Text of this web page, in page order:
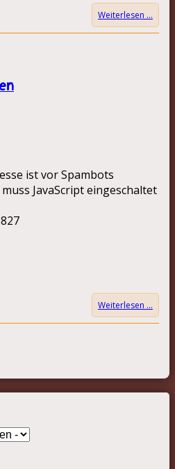
Weiterlesen …
ist vor Spambots
JavaScript eingeschaltet
Weiterlesen …